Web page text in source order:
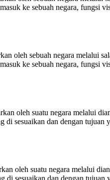
ke sebuah negara, fungsi
oleh sebuah negara melalui
ke sebuah negara, fungsi
oleh suatu negara melalui
sesuaikan dan dengan
oleh suatu negara melalui